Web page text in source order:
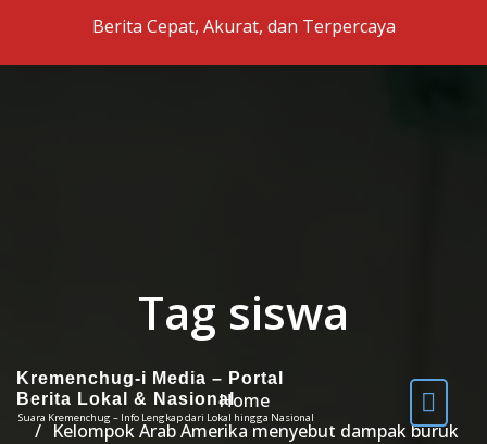
Skip to the contentBerita Cepat, Akurat, dan Terpercaya
Kremenchug-i Media – Portal
Berita Lokal & Nasional
Suara Kremenchug – Info Lengkap dari Lokal hingga Nasional
Tag siswa
Home
Kelompok Arab Amerika menyebut dampak buruk